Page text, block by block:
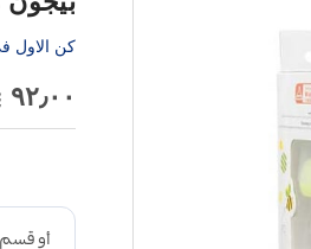
كن الاول
٩٢٫٠٠